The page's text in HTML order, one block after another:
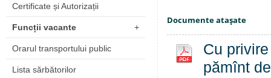
Certificate și Autorizații
Funcții vacante +
Orarul transportului public
Lista sărbătorilor
Documente ataşate
Cu
pămînt